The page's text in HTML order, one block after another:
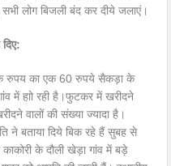
लोग बिजली बंद कर दीये जलाएं।
एक रुपय का एक 60 रुपये सैकड़ा के
में हाो रही है।फुटकर में खरीदने
वालों की संख्या ज्यादा है।
ने बताया दिये बिक रहे हैं सुबह से
के दौली खेड़ा गांव में बड़े